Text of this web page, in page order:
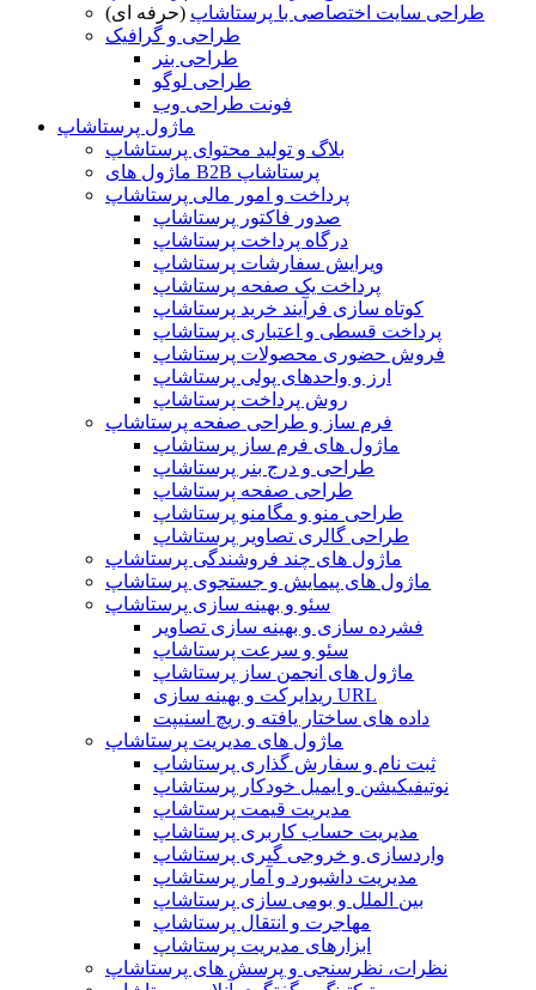
طراحی سایت اختصاصی با پرستاشاپ (حرفه ای)
طراحی و گرافیک
طراحی بنر
طراحی لوگو
فونت طراحی وب
ماژول پرستاشاپ
بلاگ و تولید محتوای پرستاشاپ
ماژول های B2B پرستاشاپ
پرداخت و امور مالی پرستاشاپ
صدور فاکتور پرستاشاپ
درگاه پرداخت پرستاشاپ
ویرایش سفارشات پرستاشاپ
پرداخت یک صفحه پرستاشاپ
کوتاه سازی فرآیند خرید پرستاشاپ
پرداخت قسطی و اعتباری پرستاشاپ
فروش حضوری محصولات پرستاشاپ
ارز و واحدهای پولی پرستاشاپ
روش پرداخت پرستاشاپ
فرم ساز و طراحی صفحه پرستاشاپ
ماژول های فرم ساز پرستاشاپ
طراحی و درج بنر پرستاشاپ
طراحی صفحه پرستاشاپ
طراحی منو و مگامنو پرستاشاپ
طراحی گالری تصاویر پرستاشاپ
ماژول های چند فروشندگی پرستاشاپ
ماژول های پیمایش و جستجوی پرستاشاپ
سئو و بهینه سازی پرستاشاپ
فشرده سازی و بهینه سازی تصاویر
سئو و سرعت پرستاشاپ
ماژول های انجمن ساز پرستاشاپ
ریدایرکت و بهینه سازی URL
داده های ساختار یافته و ریچ اسنیپت
ماژول های مدیریت پرستاشاپ
ثبت نام و سفارش گذاری پرستاشاپ
نوتیفیکیشن و ایمیل خودکار پرستاشاپ
مدیریت قیمت پرستاشاپ
مدیریت حساب کاربری پرستاشاپ
واردسازی و خروجی گیری پرستاشاپ
مدیریت داشبورد و آمار پرستاشاپ
بین الملل و بومی سازی پرستاشاپ
مهاجرت و انتقال پرستاشاپ
ابزارهای مدیریت پرستاشاپ
نظرات، نظرسنجی و پرسش های پرستاشاپ